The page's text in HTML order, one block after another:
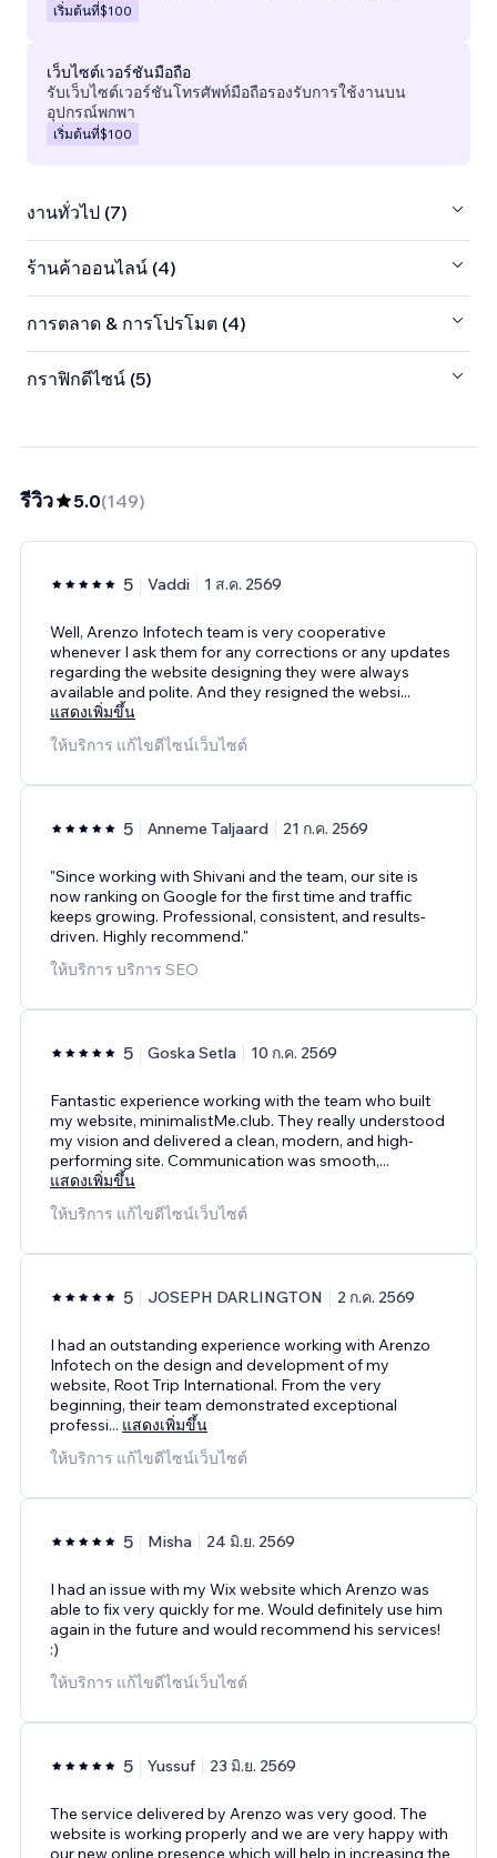
เริ่มต้นที่$100
เว็บไซต์เวอร์ชันมือถือ
รับเว็บไซต์เวอร์ชันโทรศัพท์มือถือรองรับการใช้งานบน
อุปกรณ์พกพา
เริ่มต้นที่$100
งานทั่วไป (7)
ร้านค้าออนไลน์ (4)
การตลาด & การโปรโมต (4)
กราฟิกดีไซน์ (5)
รีวิว 5.0(149)
5 Vaddi 1 ส.ค. 2569
Well, Arenzo Infotech team is very cooperative
whenever I ask them for any corrections or any updates
regarding the website designing they were always
available and polite. And they resigned the websi...
แสดงเพิ่มขึ้น
ให้บริการ แก้ไขดีไซน์เว็บไซต์
5 Anneme Taljaard 21 ก.ค. 2569
"Since working with Shivani and the team, our site is
now ranking on Google for the first time and traffic
keeps growing. Professional, consistent, and results-
driven. Highly recommend."
ให้บริการ บริการ SEO
5 Goska Setla 10 ก.ค. 2569
Fantastic experience working with the team who built
my website, minimalistMe.club. They really understood
my vision and delivered a clean, modern, and high-
performing site. Communication was smooth,...
แสดงเพิ่มขึ้น
ให้บริการ แก้ไขดีไซน์เว็บไซต์
5 JOSEPH DARLINGTON 2 ก.ค. 2569
I had an outstanding experience working with Arenzo
Infotech on the design and development of my
website, Root Trip International. From the very
beginning, their team demonstrated exceptional
professi... แสดงเพิ่มขึ้น
ให้บริการ แก้ไขดีไซน์เว็บไซต์
5 Misha 24 มิ.ย. 2569
I had an issue with my Wix website which Arenzo was
able to fix very quickly for me. Would definitely use him
again in the future and would recommend his services!
:)
ให้บริการ แก้ไขดีไซน์เว็บไซต์
5 Yussuf 23 มิ.ย. 2569
The service delivered by Arenzo was very good. The
website is working properly and we are very happy with
our new online presence which will help in increasing the